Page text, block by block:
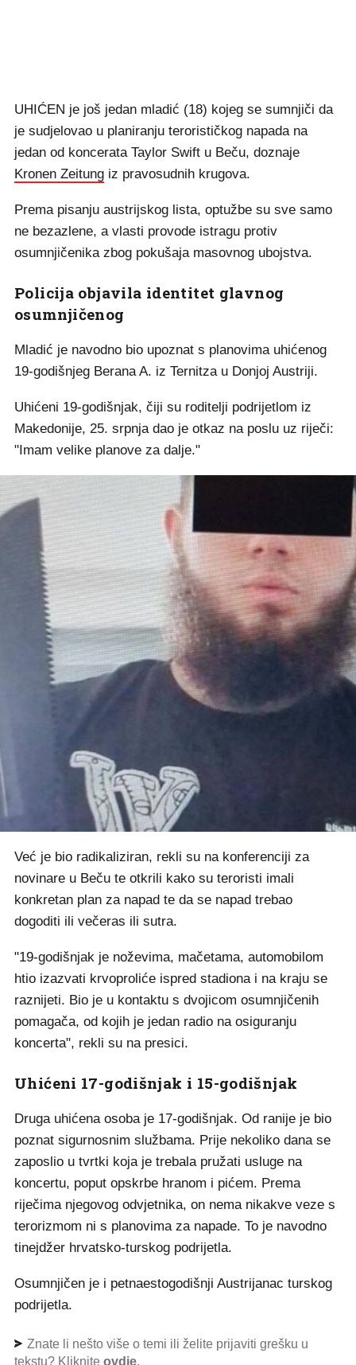
UHIĆEN je još jedan mladić (18) kojeg se sumnjiči da
je sudjelovao u planiranju terorističkog napada na
jedan od koncerata Taylor Swift u Beču, doznaje
Kronen Zeitung iz pravosudnih krugova.
Prema pisanju austrijskog lista, optužbe su sve samo
ne bezazlene, a vlasti provode istragu protiv
osumnjičenika zbog pokušaja masovnog ubojstva.
Policija objavila identitet glavnog
osumnjičenog
Mladić je navodno bio upoznat s planovima uhićenog
19-godišnjeg Berana A. iz Ternitza u Donjoj Austriji.
Uhićeni 19-godišnjak, čiji su roditelji podrijetlom iz
Makedonije, 25. srpnja dao je otkaz na poslu uz riječi:
"Imam velike planove za dalje."
Već je bio radikaliziran, rekli su na konferenciji za
novinare u Beču te otkrili kako su teroristi imali
konkretan plan za napad te da se napad trebao
dogoditi ili večeras ili sutra.
"19-godišnjak je noževima, mačetama, automobilom
htio izazvati krvoproliće ispred stadiona i na kraju se
raznijeti. Bio je u kontaktu s dvojicom osumnjičenih
pomagača, od kojih je jedan radio na osiguranju
koncerta", rekli su na presici.
Uhićeni 17-godišnjak i 15-godišnjak
Druga uhićena osoba je 17-godišnjak. Od ranije je bio
poznat sigurnosnim službama. Prije nekoliko dana se
zaposlio u tvrtki koja je trebala pružati usluge na
koncertu, poput opskrbe hranom i pićem. Prema
riječima njegovog odvjetnika, on nema nikakve veze s
terorizmom ni s planovima za napade. To je navodno
tinejdžer hrvatsko-turskog podrijetla.
Osumnjičen je i petnaestogodišnji Austrijanac turskog
podrijetla.
Znate li nešto više o temi ili želite prijaviti grešku u
tekstu? Kliknite ovdje.